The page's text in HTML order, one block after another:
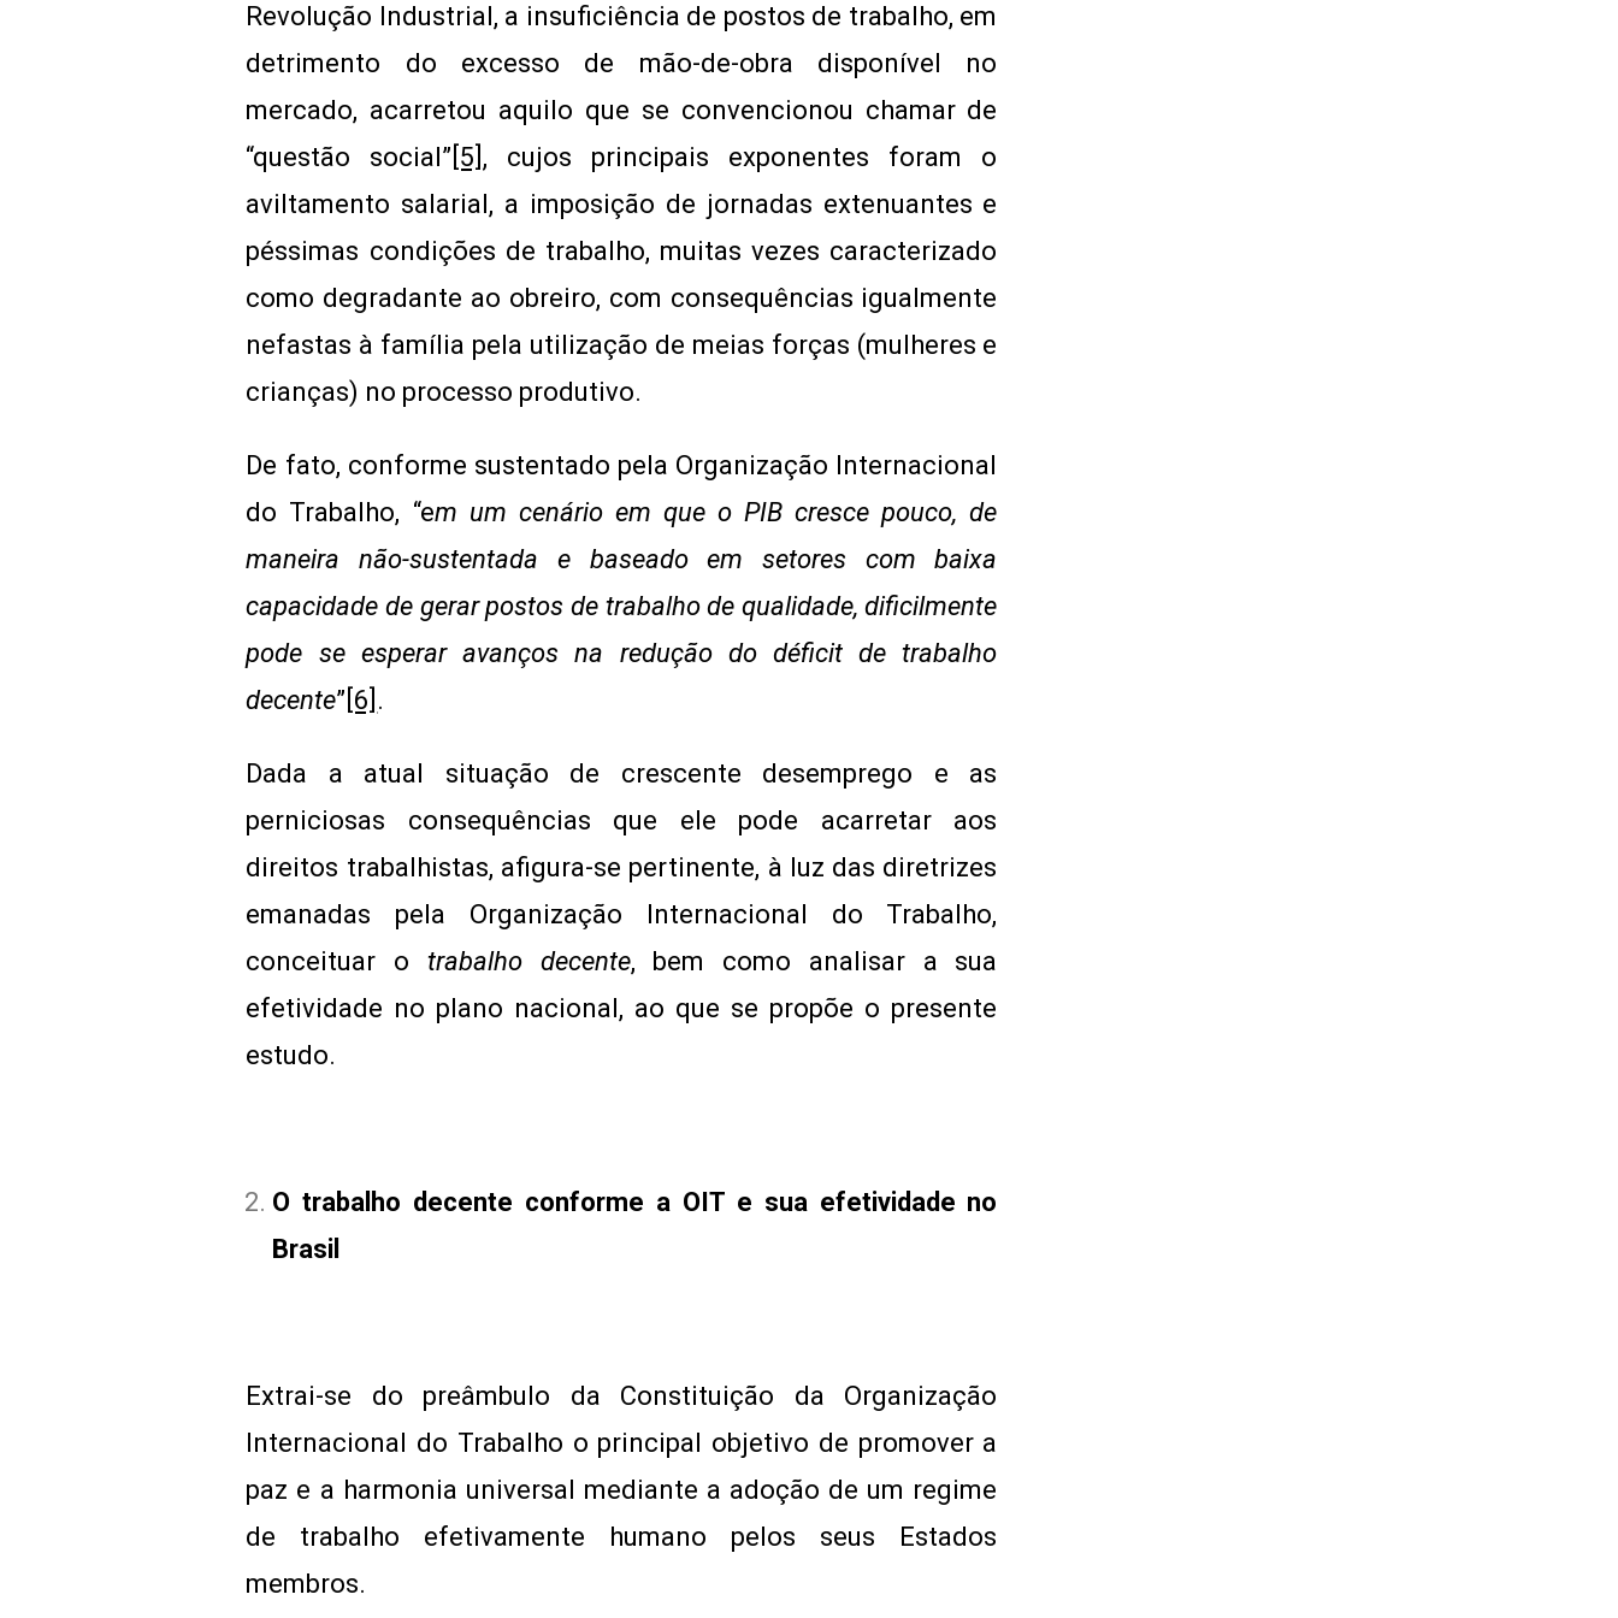
Revolução Industrial, a insuficiência de postos de trabalho, em
detrimento do excesso de mão-de-obra disponível no
mercado, acarretou aquilo que se convencionou chamar de
“questão social” [5] , cujos principais exponentes foram o
aviltamento salarial, a imposição de jornadas extenuantes e
péssimas condições de trabalho, muitas vezes caracterizado
como degradante ao obreiro, com consequências igualmente
nefastas à família pela utilização de meias forças (mulheres e
crianças) no processo produtivo.
De fato, conforme sustentado pela Organização Internacional
do Trabalho, “em um cenário em que o PIB cresce pouco, de
maneira não-sustentada e baseado em setores com baixa
capacidade de gerar postos de trabalho de qualidade, dificilmente
pode se esperar avanços na redução do déficit de trabalho
decente” [6] .
Dada a atual situação de crescente desemprego e as
perniciosas consequências que ele pode acarretar aos
direitos trabalhistas, afigura-se pertinente, à luz das diretrizes
emanadas pela Organização Internacional do Trabalho,
conceituar o trabalho decente, bem como analisar a sua
efetividade no plano nacional, ao que se propõe o presente
estudo.
O trabalho decente conforme a OIT e sua efetividade no
Brasil
Extrai-se do preâmbulo da Constituição da Organização
Internacional do Trabalho o principal objetivo de promover a
paz e a harmonia universal mediante a adoção de um regime
de trabalho efetivamente humano pelos seus Estados
membros.